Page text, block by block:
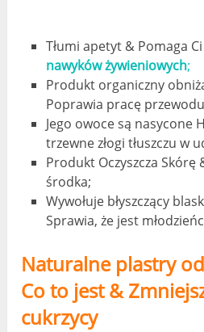
Tłumi apetyt & Pomaga Ci
nawyków żywieniowych;
Produkt organiczny
Poprawia pracę
Jego owoce są nasycone
trzewne złogi tłuszczu w
Produkt Oczyszcza Skórę
środka;
Wywołuje błyszczący
Sprawia, że ​​jest
Naturalne plastry
Co to jest &
cukrzycy